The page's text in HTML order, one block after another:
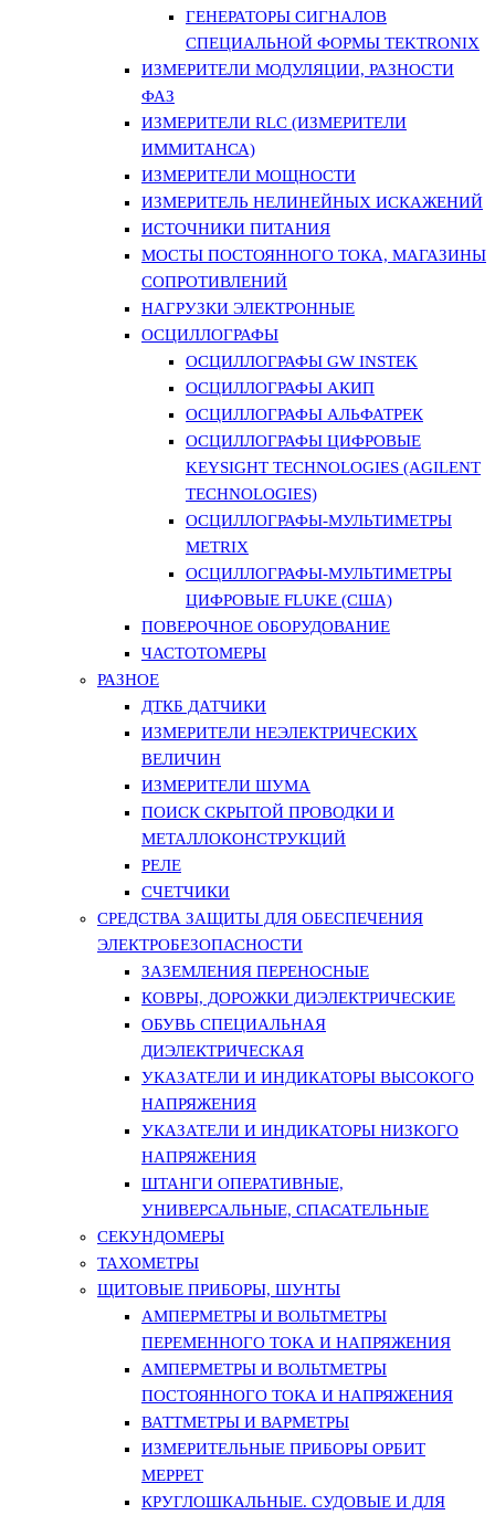
ГЕНЕРАТОРЫ СИГНАЛОВ
СПЕЦИАЛЬНОЙ ФОРМЫ TEKTRONIX
ИЗМЕРИТЕЛИ МОДУЛЯЦИИ, РАЗНОСТИ
ФАЗ
ИЗМЕРИТЕЛИ RLC (ИЗМЕРИТЕЛИ
ИММИТАНСА)
ИЗМЕРИТЕЛИ МОЩНОСТИ
ИЗМЕРИТЕЛЬ НЕЛИНЕЙНЫХ ИСКАЖЕНИЙ
ИСТОЧНИКИ ПИТАНИЯ
МОСТЫ ПОСТОЯННОГО ТОКА, МАГАЗИНЫ
СОПРОТИВЛЕНИЙ
НАГРУЗКИ ЭЛЕКТРОННЫЕ
ОСЦИЛЛОГРАФЫ
ОСЦИЛЛОГРАФЫ GW INSTEK
ОСЦИЛЛОГРАФЫ АКИП
ОСЦИЛЛОГРАФЫ АЛЬФАТРЕК
ОСЦИЛЛОГРАФЫ ЦИФРОВЫЕ
KEYSIGHT TECHNOLOGIES (AGILENT
TECHNOLOGIES)
ОСЦИЛЛОГРАФЫ-МУЛЬТИМЕТРЫ
METRIX
ОСЦИЛЛОГРАФЫ-МУЛЬТИМЕТРЫ
ЦИФРОВЫЕ FLUKE (США)
ПОВЕРОЧНОЕ ОБОРУДОВАНИЕ
ЧАСТОТОМЕРЫ
РАЗНОЕ
ДТКБ ДАТЧИКИ
ИЗМЕРИТЕЛИ НЕЭЛЕКТРИЧЕСКИХ
ВЕЛИЧИН
ИЗМЕРИТЕЛИ ШУМА
ПОИСК СКРЫТОЙ ПРОВОДКИ И
МЕТАЛЛОКОНСТРУКЦИЙ
РЕЛЕ
СЧЕТЧИКИ
СРЕДСТВА ЗАЩИТЫ ДЛЯ ОБЕСПЕЧЕНИЯ
ЭЛЕКТРОБЕЗОПАСНОСТИ
ЗАЗЕМЛЕНИЯ ПЕРЕНОСНЫЕ
КОВРЫ, ДОРОЖКИ ДИЭЛЕКТРИЧЕСКИЕ
ОБУВЬ СПЕЦИАЛЬНАЯ
ДИЭЛЕКТРИЧЕСКАЯ
УКАЗАТЕЛИ И ИНДИКАТОРЫ ВЫСОКОГО
НАПРЯЖЕНИЯ
УКАЗАТЕЛИ И ИНДИКАТОРЫ НИЗКОГО
НАПРЯЖЕНИЯ
ШТАНГИ ОПЕРАТИВНЫЕ,
УНИВЕРСАЛЬНЫЕ, СПАСАТЕЛЬНЫЕ
СЕКУНДОМЕРЫ
ТАХОМЕТРЫ
ЩИТОВЫЕ ПРИБОРЫ, ШУНТЫ
АМПЕРМЕТРЫ И ВОЛЬТМЕТРЫ
ПЕРЕМЕННОГО ТОКА И НАПРЯЖЕНИЯ
АМПЕРМЕТРЫ И ВОЛЬТМЕТРЫ
ПОСТОЯННОГО ТОКА И НАПРЯЖЕНИЯ
ВАТТМЕТРЫ И ВАРМЕТРЫ
ИЗМЕРИТЕЛЬНЫЕ ПРИБОРЫ ОРБИТ
МЕРРЕТ
КРУГЛОШКАЛЬНЫЕ. СУДОВЫЕ И ДЛЯ